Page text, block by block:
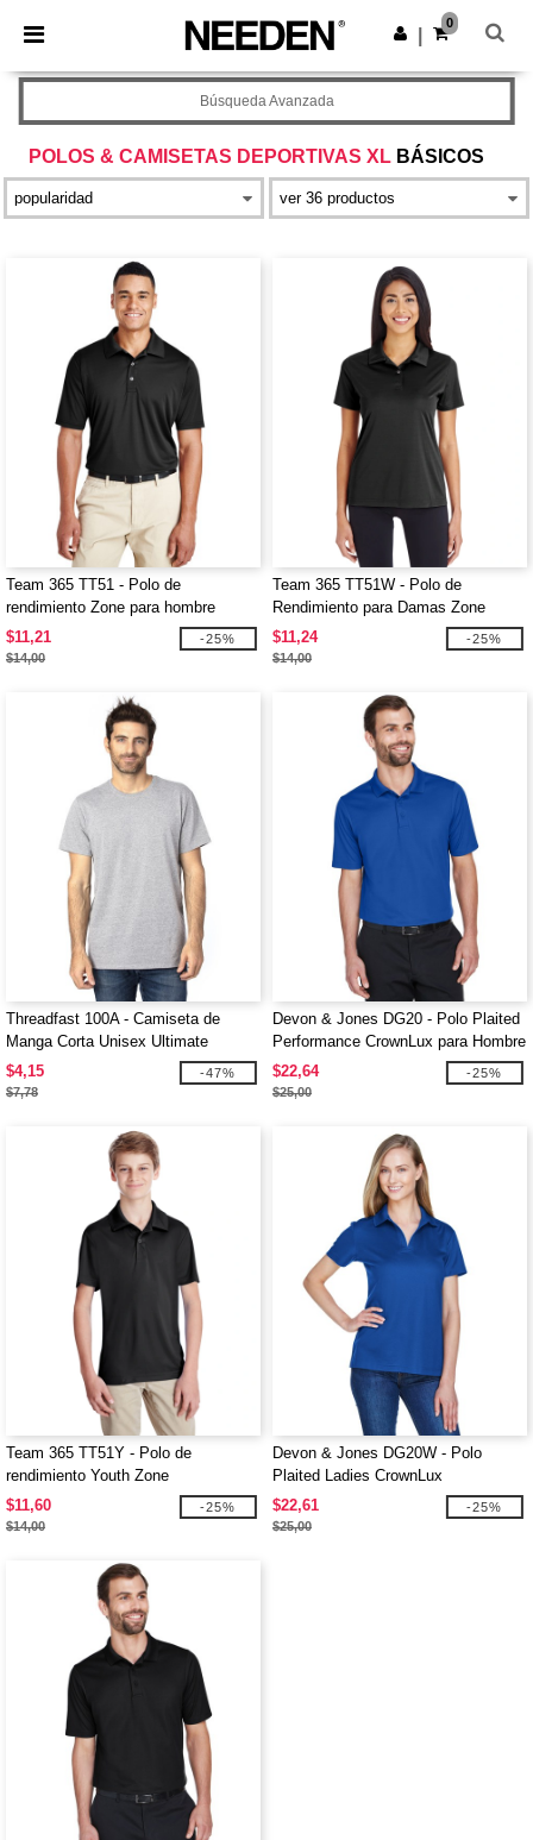
× App de Needen
¡Mejores precios en app!
Descargar app
0
POLOS & CAMISETAS DEPORTIVAS XL BÁSICOS
Búsqueda Avanzada
Team 365 TT51 - Polo de
rendimiento Zone para hombre
$11,21
$14,00
-25%
Team 365 TT51W - Polo de
Rendimiento para Damas Zone
$11,24
$14,00
-25%
Threadfast 100A - Camiseta de
Manga Corta Unisex Ultimate
$4,15
$7,78
-47%
Devon & Jones DG20 - Polo Plaited
Performance CrownLux para Hombre
$22,64
$25,00
-25%
Team 365 TT51Y - Polo de
rendimiento Youth Zone
$11,60
$14,00
-25%
Devon & Jones DG20W - Polo
Plaited Ladies CrownLux
Performance
$22,61
$25,00
-25%